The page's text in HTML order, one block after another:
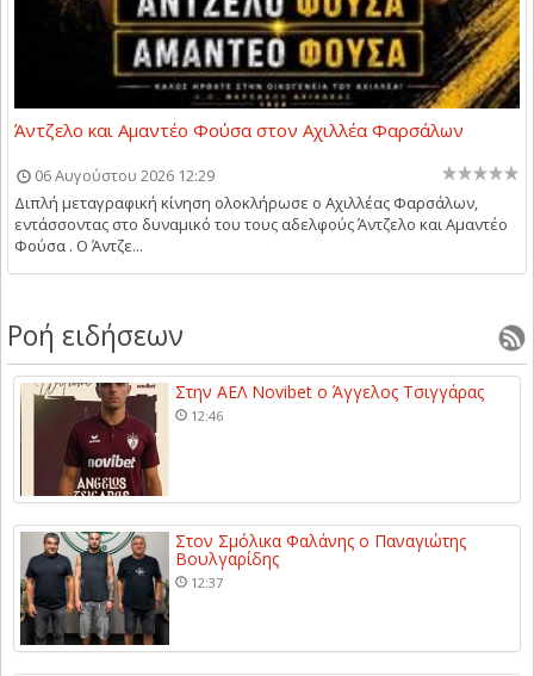
Άντζελο και Αμαντέο Φούσα στον Αχιλλέα Φαρσάλων
06 Αυγούστου 2026 12:29
Διπλή μεταγραφική κίνηση ολοκλήρωσε ο Αχιλλέας Φαρσάλων,
εντάσσοντας στο δυναμικό του τους αδελφούς Άντζελο και Αμαντέο
Φούσα . Ο Άντζε...
Ροή ειδήσεων
Στην ΑΕΛ Novibet ο Άγγελος Τσιγγάρας
12:46
Στον Σμόλικα Φαλάνης ο Παναγιώτης
Βουλγαρίδης
12:37